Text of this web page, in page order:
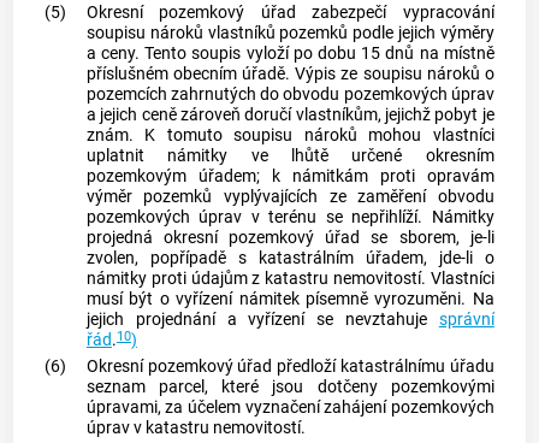
(5)
Okresní pozemkový úřad zabezpečí vypracování
soupisu nároků vlastníků pozemků podle jejich výměry
a ceny. Tento soupis vyloží po dobu 15 dnů na místně
příslušném obecním úřadě. Výpis ze soupisu nároků o
pozemcích zahrnutých do obvodu pozemkových úprav
a jejich ceně zároveň doručí vlastníkům, jejichž pobyt je
znám. K tomuto soupisu nároků mohou vlastníci
uplatnit námitky ve lhůtě určené okresním
pozemkovým úřadem; k námitkám proti opravám
výměr pozemků vyplývajících ze zaměření obvodu
pozemkových úprav v terénu se nepřihlíží. Námitky
projedná okresní pozemkový úřad se sborem, je-li
zvolen, popřípadě s katastrálním úřadem, jde-li o
námitky proti údajům z katastru nemovitostí. Vlastníci
musí být o vyřízení námitek písemně vyrozuměni. Na
jejich projednání a vyřízení se nevztahuje správní
řád.10)
(6)
Okresní pozemkový úřad předloží katastrálnímu úřadu
seznam parcel, které jsou dotčeny pozemkovými
úpravami, za účelem vyznačení zahájení pozemkových
úprav v katastru nemovitostí.